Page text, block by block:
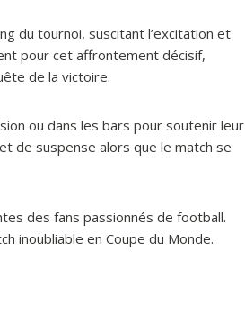
du tournoi, suscitant l’excitation et
pour cet affrontement décisif,
de la victoire.
ou dans les bars pour soutenir leur
de suspense alors que le match se
des fans passionnés de football.
inoubliable en Coupe du Monde.